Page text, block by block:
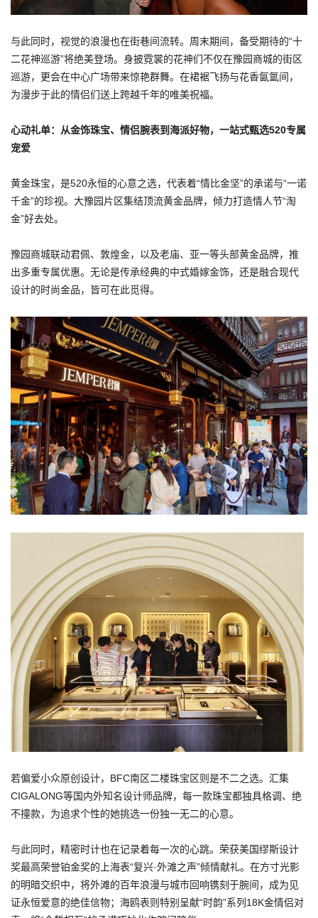
与此同时，视觉的浪漫也在街巷间流转。周末期间，备受期待的“十
二花神巡游”将绝美登场。身披霓裳的花神们不仅在豫园商城的街区
巡游，更会在中心广场带来惊艳群舞。在裙裾飞扬与花香氤氲间，
为漫步于此的情侣们送上跨越千年的唯美祝福。
心动礼单：从金饰珠宝、情侣腕表到海派好物，一站式甄选520专属
宠爱
黄金珠宝，是520永恒的心意之选，代表着“情比金坚”的承诺与“一诺
千金”的珍视。大豫园片区集结顶流黄金品牌，倾力打造情人节“淘
金”好去处。
豫园商城联动君佩、敦煌金，以及老庙、亚一等头部黄金品牌，推
出多重专属优惠。无论是传承经典的中式婚嫁金饰，还是融合现代
设计的时尚金品，皆可在此觅得。
若偏爱小众原创设计，BFC南区二楼珠宝区则是不二之选。汇集
CIGALONG等国内外知名设计师品牌，每一款珠宝都独具格调、绝
不撞款，为追求个性的她挑选一份独一无二的心意。
与此同时，精密时计也在记录着每一次的心跳。荣获美国缪斯设计
奖最高荣誉铂金奖的上海表“复兴·外滩之声”倾情献礼。在方寸光影
的明暗交织中，将外滩的百年浪漫与城市回响镌刻于腕间，成为见
证永恒爱意的绝佳信物；海鸥表则特别呈献“时韵”系列18K金情侣对